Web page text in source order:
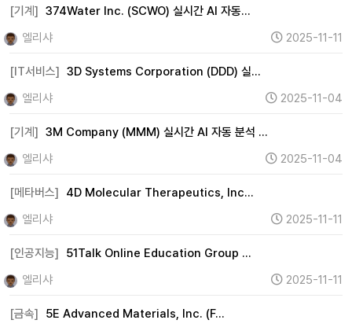
[기계] 374Water Inc. (SCWO) 실시간 AI 자동…
엘리샤
2025-11-11
[IT서비스] 3D Systems Corporation (DDD) 실…
엘리샤
2025-11-04
[기계] 3M Company (MMM) 실시간 AI 자동 분석 …
엘리샤
2025-11-04
[메타버스]
4D Molecular Therapeutics, Inc…
엘리샤
2025-11-11
[인공지능]
51Talk Online Education Group …
엘리샤
2025-11-11
[금속]
5E Advanced Materials, Inc. (F…